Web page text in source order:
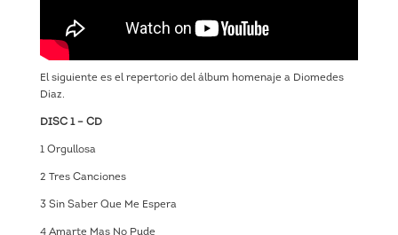
El siguiente es el repertorio del álbum homenaje a Diomedes
Diaz.
DISC 1 – CD
1 Orgullosa
2 Tres Canciones
3 Sin Saber Que Me Espera
4 Amarte Mas No Pude